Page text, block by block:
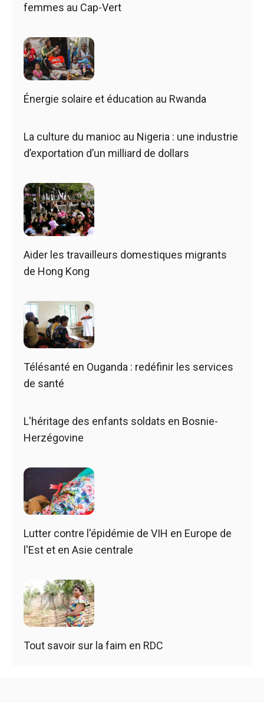
femmes au Cap-Vert
Énergie solaire et éducation au Rwanda
La culture du manioc au Nigeria : une industrie
d’exportation d’un milliard de dollars
Aider les travailleurs domestiques migrants
de Hong Kong
Télésanté en Ouganda : redéfinir les services
de santé
L'héritage des enfants soldats en Bosnie-
Herzégovine
Lutter contre l'épidémie de VIH en Europe de
l'Est et en Asie centrale
Tout savoir sur la faim en RDC